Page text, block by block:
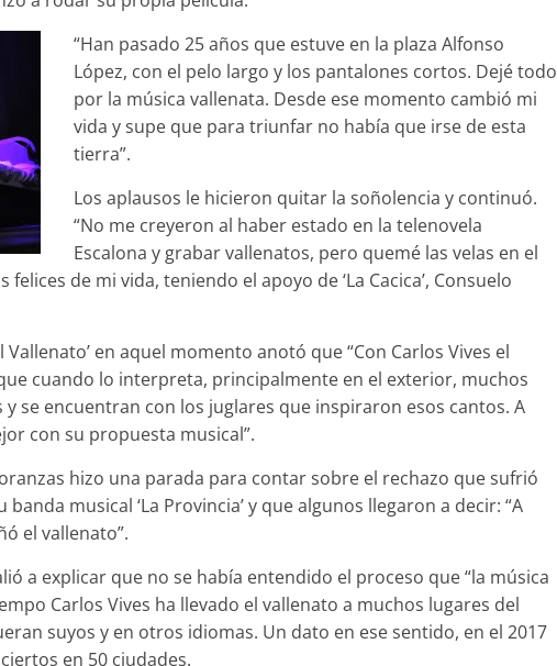
“Han pasado 25 años que estuve en la plaza Alfonso
López, con el pelo largo y los pantalones cortos. Dejé todo
por la música vallenata. Desde ese momento cambió mi
vida y supe que para triunfar no había que irse de esta
tierra”.
Los aplausos le hicieron quitar la soñolencia y continuó.
“No me creyeron al haber estado en la telenovela
Escalona y grabar vallenatos, pero quemé las velas en el
de mi vida, teniendo el apoyo de ‘La Cacica’, Consuelo
Vallenato’ en aquel momento anotó que “Con Carlos Vives el
cuando lo interpreta, principalmente en el exterior, muchos
se encuentran con los juglares que inspiraron esos cantos. A
con su propuesta musical”.
hizo una parada para contar sobre el rechazo que sufrió
musical ‘La Provincia’ y que algunos llegaron a decir: “A
el vallenato”.
a explicar que no se había entendido el proceso que “la música
Carlos Vives ha llevado el vallenato a muchos lugares del
suyos y en otros idiomas. Un dato en ese sentido, en el 2017
en 50 ciudades.